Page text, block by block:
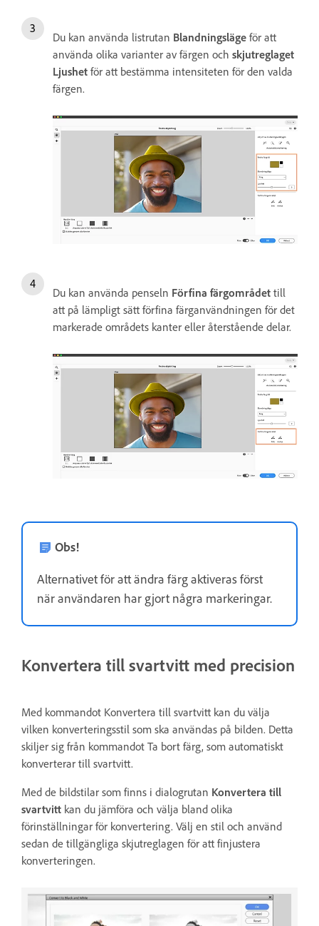
Du kan använda listrutan Blandningsläge för att
använda olika varianter av färgen och skjutreglaget
Ljushet för att bestämma intensiteten för den valda
färgen.
Du kan använda penseln Förfina färgområdet till
att på lämpligt sätt förfina färganvändningen för det
markerade områdets kanter eller återstående delar.
Obs!
Alternativet för att ändra färg aktiveras först
när användaren har gjort några markeringar.
Konvertera till svartvitt med precision
Med kommandot Konvertera till svartvitt kan du välja
vilken konverteringsstil som ska användas på bilden. Detta
skiljer sig från kommandot Ta bort färg, som automatiskt
konverterar till svartvitt.
Med de bildstilar som finns i dialogrutan Konvertera till
svartvitt kan du jämföra och välja bland olika
förinställningar för konvertering. Välj en stil och använd
sedan de tillgängliga skjutreglagen för att finjustera
konverteringen.